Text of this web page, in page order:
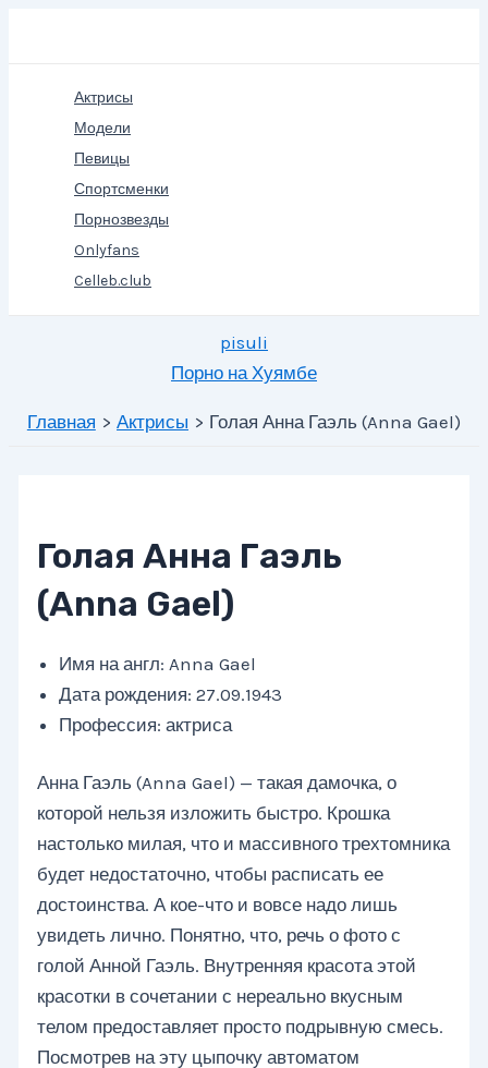
Актрисы
Модели
Певицы
Спортсменки
Порнозвезды
Onlyfans
Celleb.club
pisuli
Порно на Хуямбе
Главная Актрисы Голая Анна Гаэль (Anna Gael)
Голая Анна Гаэль
(Anna Gael)
Имя на англ: Anna Gael
Дата рождения: 27.09.1943
Профессия: актриса
Анна Гаэль (Anna Gael) — такая дамочка, о
которой нельзя изложить быстро. Крошка
настолько милая, что и массивного трехтомника
будет недостаточно, чтобы расписать ее
достоинства. А кое-что и вовсе надо лишь
увидеть лично. Понятно, что, речь о фото с
голой Анной Гаэль. Внутренняя красота этой
красотки в сочетании с нереально вкусным
телом предоставляет просто подрывную смесь.
Посмотрев на эту цыпочку автоматом